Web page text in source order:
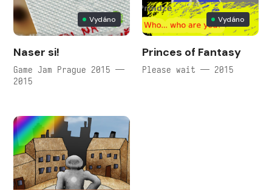
Vydáno
Naser si!
Game Jam Prague 2015 —
2015
Vydáno
Princes of Fantasy
Please wait — 2015